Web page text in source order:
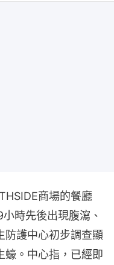
商場的餐廳
時先後出現腹瀉、
防護中心初步調查顯
蠔。中心指，已經即